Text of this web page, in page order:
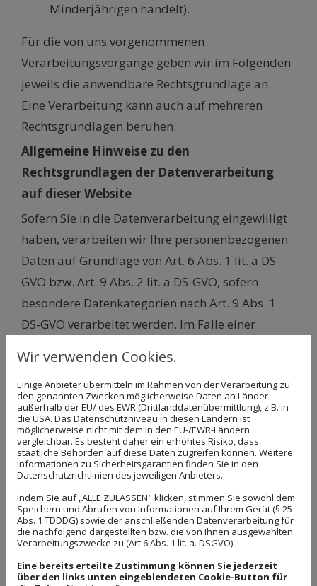
Minderjährigen handelt).
Für die von uns vorgenommenen
Verarbeitungsvorgänge geben wir im Folgenden
jeweils die anwendbare Rechtsgrundlage an.
Eine Verarbeitung kann auch auf mehreren
Rechtsgrundlagen beruhen.
Allgemeine Hinweise zu den
Rechtsgrundlagen der Datenverarbeitung
auf dieser Website
Sofern Sie in die Datenverarbeitung eingewilligt
haben, verarbeiten wir Ihre personenbezogenen
Daten auf Grundlage von Art. 6 Abs. 1 lit. a DS-
GVO bzw. Art. 9 Abs. 2 lit. a DS-GVO, sofern
besondere Datenkategorien nach Art. 9 Abs. 1
DS-GVO verarbeitet werden. Im Falle einer
personenbezogener Daten in Drittstaaten erfolgt
die Datenverarbeitung außerdem auf Grundlage
von Art. 49 Abs. 1 lit. a DS-GVO. Sofern Sie in die
Speicherung von Cookies und / oder in den
Zugriff auf Informationen Ihres Endgeräts (z. B.
via Device-Fingerprinting) eingewilligt haben,
erfolgt die Datenverarbeitung zusätzlich auf
Grundlage von § 25 Abs. 1 TDDDG. Die jeweilige
Einwilligung ist jederzeit widerrufbar. Sind Ihre
Durchführung vorvertraglicher Maßnahmen
Wir verwenden Cookies.
Einige Anbieter übermitteln im Rahmen von der Verarbeitung zu
den genannten Zwecken möglicherweise Daten an Länder
außerhalb der EU/ des EWR (Drittlanddatenübermittlung), z.B. in
die USA. Das Datenschutzniveau in diesen Ländern ist
möglicherweise nicht mit dem in den EU-/EWR-Ländern
vergleichbar. Es besteht daher ein erhöhtes Risiko, dass
staatliche Behörden auf diese Daten zugreifen können. Weitere
Informationen zu Sicherheitsgarantien finden Sie in den
Datenschutzrichtlinien des jeweiligen Anbieters.
Indem Sie auf „ALLE ZULASSEN" klicken, stimmen Sie sowohl dem
Speichern und Abrufen von Informationen auf Ihrem Gerät (§ 25
Abs. 1 TDDDG) sowie der anschließenden Datenverarbeitung für
die nachfolgend dargestellten bzw. die von Ihnen ausgewählten
Verarbeitungszwecke zu (Art 6 Abs. 1 lit. a. DSGVO).
Eine bereits erteilte Zustimmung können Sie jederzeit
über den links unten eingeblendeten Cookie-Button für